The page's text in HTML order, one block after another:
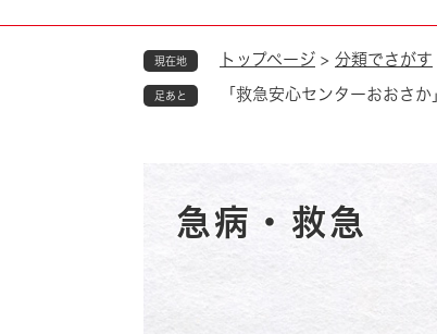
住民票・戸
ごみ・衛生・動物
防災・防犯 上水道・下水
学校 観光
現在地 トップページ > 分類でさがす
足あと 「救急安心センターおおさ
急病・救急